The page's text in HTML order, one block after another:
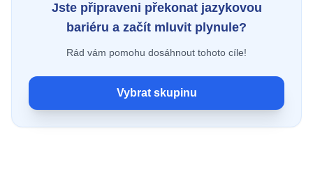
Jste připraveni překonat jazykovou
bariéru a začít mluvit plynule?
Rád vám pomohu dosáhnout tohoto cíle!
Vybrat skupinu